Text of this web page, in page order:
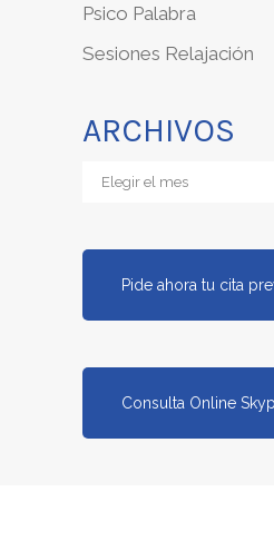
Psico Palabra
Sesiones Relajación
ARCHIVOS
Archivos
Pide ahora tu cita
Consulta Online